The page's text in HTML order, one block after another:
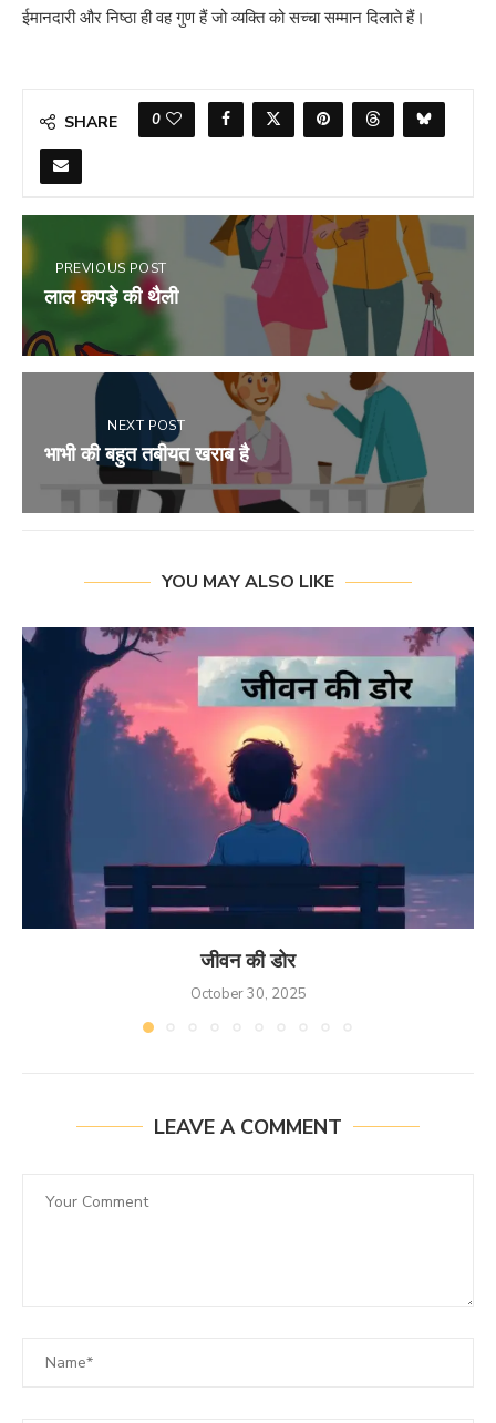
ईमानदारी और निष्ठा ही वह गुण हैं जो व्यक्ति को सच्चा सम्मान दिलाते हैं।
SHARE 0
PREVIOUS POST
लाल कपड़े की थैली
NEXT POST
भाभी की बहुत तबीयत खराब है
YOU MAY ALSO LIKE
जीवन की डोर
October 30, 2025
LEAVE A COMMENT